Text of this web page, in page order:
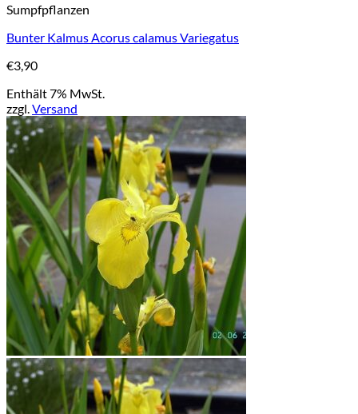
Sumpfpflanzen
Bunter Kalmus Acorus calamus Variegatus
€3,90
Enthält 7% MwSt.
zzgl.Versand